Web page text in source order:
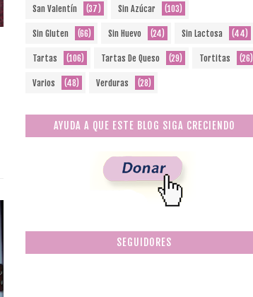
San Valentín (37) Sin Azúcar (103)
Sin Gluten (66) Sin Huevo (24) Sin Lactosa (44)
Tartas (106) Tartas De Queso (29) Tortitas (26)
Varios (48) Verduras (28)
AYUDA A QUE ESTE BLOG SIGA CRECIENDO
SEGUIDORES